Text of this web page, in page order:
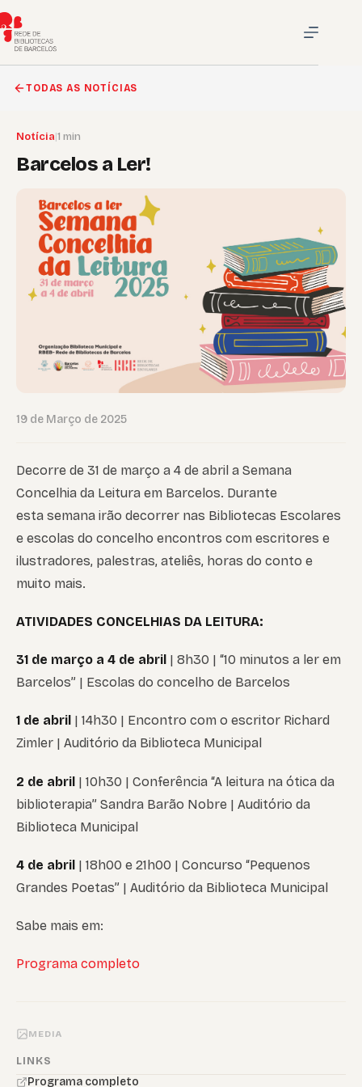
para
o
conteúdo
TODAS AS NOTÍCIAS
Notícia|1 min
Barcelos a Ler!
19 de Março de 2025
Decorre de 31 de março a 4 de abril a Semana
Concelhia da Leitura em Barcelos. Durante
esta semana irão decorrer nas Bibliotecas Escolares
e escolas do concelho encontros com escritores e
ilustradores, palestras, ateliês, horas do conto e
muito mais.
ATIVIDADES CONCELHIAS DA LEITURA:
31 de março a 4 de abril | 8h30 | “10 minutos a ler em
Barcelos” | Escolas do concelho de Barcelos
1 de abril | 14h30 | Encontro com o escritor Richard
Zimler | Auditório da Biblioteca Municipal
2 de abril | 10h30 | Conferência “A leitura na ótica da
biblioterapia” Sandra Barão Nobre | Auditório da
Biblioteca Municipal
4 de abril | 18h00 e 21h00 | Concurso “Pequenos
Grandes Poetas” | Auditório da Biblioteca Municipal
Sabe mais em:
Programa completo
MEDIA
LINKS
Programa completo